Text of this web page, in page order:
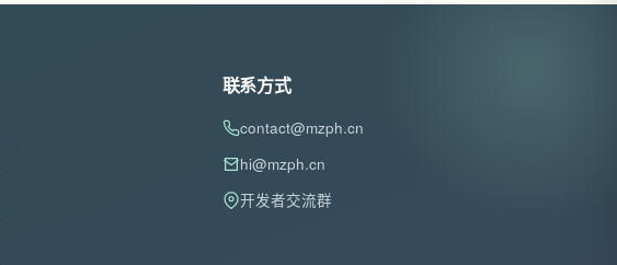
联系方式
contact@mzph.cn
hi@mzph.cn
开发者交流群